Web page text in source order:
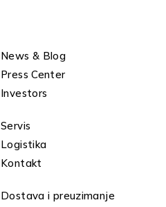
News & Blog
Press Center
Investors
Servis
Logistika
Kontakt
Dostava i preuzimanje